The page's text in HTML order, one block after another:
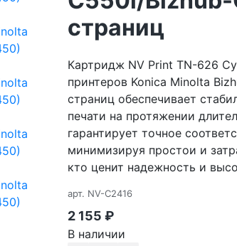
страниц
Картридж NV Print TN-626
принтеров Konica Minolta
страниц обеспечивает
печати на протяжении
гарантирует точное
минимизируя простои и
кто ценит надежность и
арт. NV-C2416
2 155 ₽
В наличии